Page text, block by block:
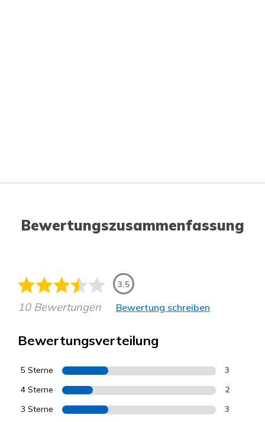
Bewertungszusammenfassung
3.5
10 Bewertungen Bewertung schreiben
Bewertungsverteilung
5 Sterne 3
4 Sterne 2
3 Sterne 3